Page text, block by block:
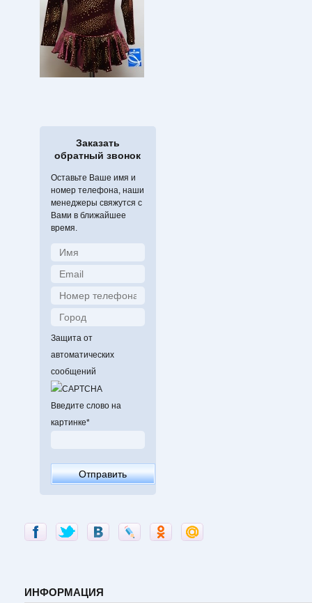
Заказать
обратный звонок
Оставьте Ваше имя и
номер телефона, наши
менеджеры свяжутся с
Вами в ближайшее
время.
Защита от
автоматических
сообщений
Введите слово на
картинке*
ИНФОРМАЦИЯ